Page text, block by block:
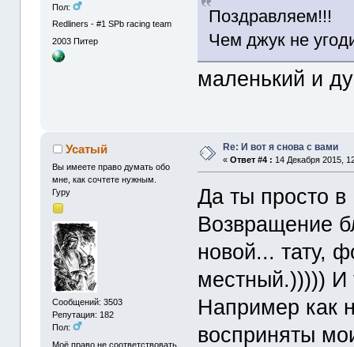
Пол:
Redliners - #1 SPb racing team
2003 Питер
Поздравляем!!!
Чем джук не
маленький и
Усатый
Вы имеете право думать обо
мне, как сочтете нужным.
Гуру
Сообщений: 3503
Репутация: 182
Пол:
Моё право не соответствовать
Re: И вот я снова с вами
«Ответ #4 : 14 Декабря 2015,
Да ты просто
Возвращение
новой... тату,
местный.))))) И
Например как
восприняты